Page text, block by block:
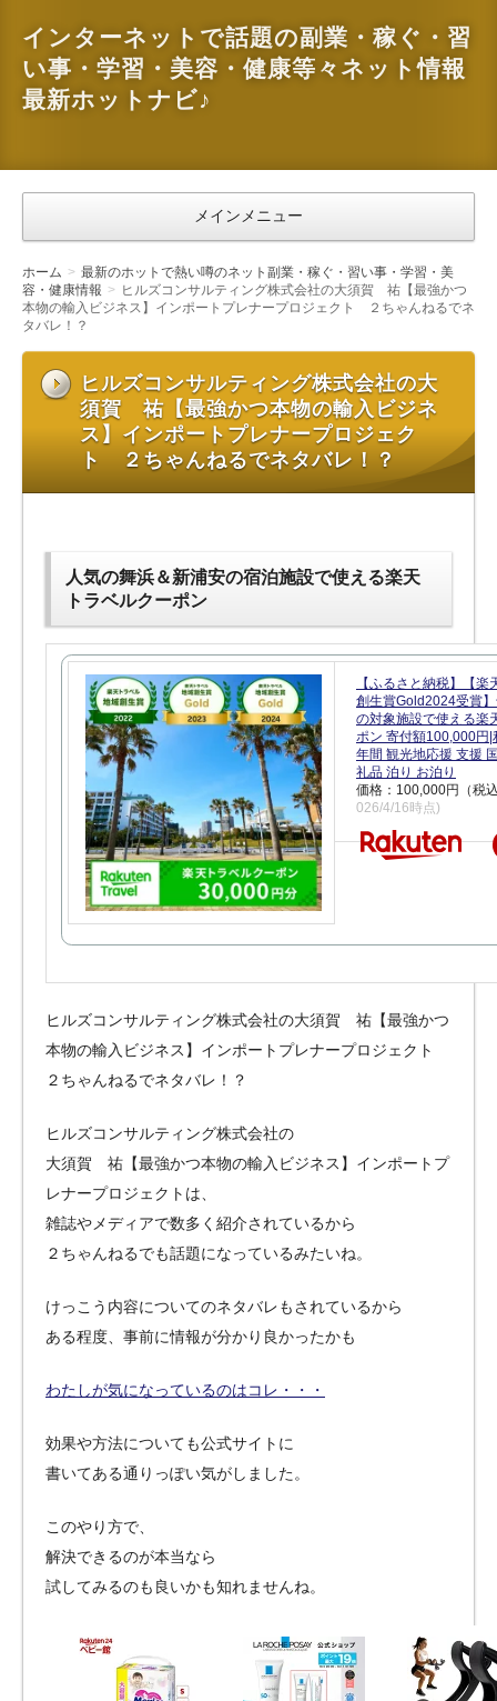
インターネットで話題の副業・稼ぐ・習
い事・学習・美容・健康等々ネット情報
最新ホットナビ♪
メインメニュー
ホーム
最新のホットで熱い噂のネット副業・稼ぐ・習い事・学習・美
容・健康情報
ヒルズコンサルティング株式会社の大須賀 祐【最強かつ
本物の輸入ビジネス】インポートプレナープロジェクト ２ちゃんねるでネ
タバレ！？
ヒルズコンサルティング株式会社の大
須賀 祐【最強かつ本物の輸入ビジネ
ス】インポートプレナープロジェク
ト ２ちゃんねるでネタバレ！？
人気の舞浜＆新浦安の宿泊施設で使える楽天
トラベルクーポン
【ふるさと納税】【楽
創生賞Gold2024受賞
の対象施設で使える楽
ポン 寄付額100,000円|
年間 観光地応援 支援
礼品 泊り お泊り
価格：100,000円（税
026/4/16時点)
ヒルズコンサルティング株式会社の大須賀 祐【最強かつ
本物の輸入ビジネス】インポートプレナープロジェクト
２ちゃんねるでネタバレ！？
ヒルズコンサルティング株式会社の
大須賀 祐【最強かつ本物の輸入ビジネス】インポートプ
レナープロジェクトは、
雑誌やメディアで数多く紹介されているから
２ちゃんねるでも話題になっているみたいね。
けっこう内容についてのネタバレもされているから
ある程度、事前に情報が分かり良かったかも
わたしが気になっているのはコレ・・・
効果や方法についても公式サイトに
書いてある通りっぽい気がしました。
このやり方で、
解決できるのが本当なら
試してみるのも良いかも知れませんね。